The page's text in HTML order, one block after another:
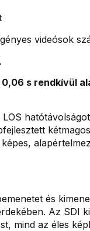
videósok
0,06 s rendkívül
és
Az SDI
mind az éles